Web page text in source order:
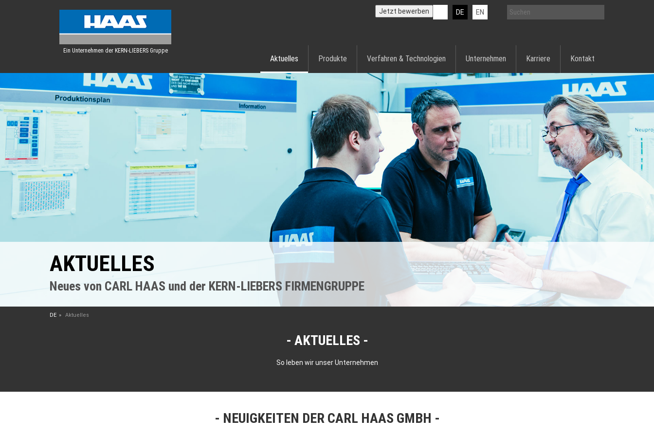
Ein Unternehmen der KERN-LIEBERS Gruppe
DE EN
Jetzt bewerben
Aktuelles Produkte Verfahren & Technologien Unternehmen Karriere Kontakt
AKTUELLES
Neues von CARL HAAS und der KERN-LIEBERS FIRMENGRUPPE
DE Aktuelles
AKTUELLES
So leben wir unser Unternehmen
NEUIGKEITEN DER CARL HAAS GMBH